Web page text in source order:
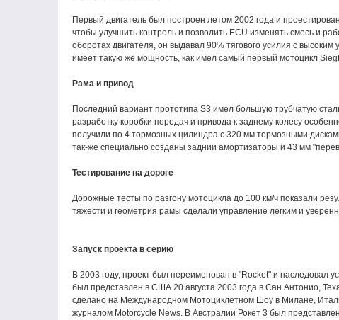
Первый двигатель был построен летом 2002 года и
чтобы улучшить контроль и позволить ECU изменять смесь и
оборотах двигателя, он выдавал 90% тягового усилия с
имеет такую же мощность, как имел самый первый мотоцикл
Рама и привод
Последний вариант прототипа S3 имел большую трубчатую
разработку коробки передач и привода к заднему колесу
получили по 4 тормозных цилиндра с 320 мм тормозными
так-же специально созданы заднии амортизаторы и 43 мм
Тестирование на дороге
Дорожные тесты по разгону мотоцикла до 100 км/ч показали
тяжести и геометрия рамы сделали управление легким и
Запуск проекта в серию
В 2003 году, проект был переименован в "Rocket" и наследовал
был представлен в США 20 августа 2003 года в Сан Антонио,
сделано на Международном Мотоциклетном Шоу в Милане,
журналом Motorcycle News. В Австралии Рокет 3 был